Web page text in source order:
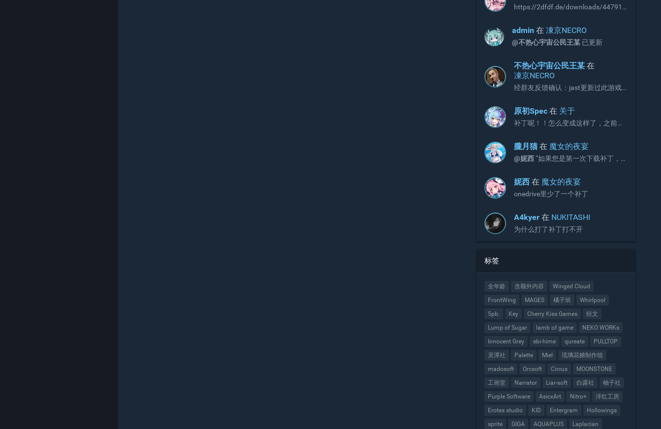
https://2dfdf.de/downloads/44791
R18补丁，无需积分即可下载，站长
可以考虑收录
admin 在凍京NECRO
@不热心宇宙公民王某 已更新
不热心宇宙公民王某 在
凍京NECRO
经群友反馈确认：jast更新过此游戏
的问题。 V3版本补丁官方链接如下，
请更新官网链接与onedrive文件：
https://jaststore.com/zh...
原初Spec 在 关于
补丁呢！！怎么变成这样了，之前不
朧月猫 在 魔女的夜宴
@妮西“如果您是第一次下载补丁，
额外下载增益更新补丁。”
妮西 在 魔女的夜宴
onedrive里少了一个补丁
A4kyer 在 NUKITASHI
为什么打了补丁打不开
标签
全年龄 含额外内容
Winged Cloud
FrontWing
MAGES 橘子班
Whirlpool
5pb.
Key Cherry Kiss Games
轻文
Lump of Sugar
lamb of game
NEKO WORKs
Innocent Grey
ebi-hime qureate
PULLTOP
灵潭社
Palette Miel
琉璃花糖制作组
madosoft
Orcsoft Circus
MOONSTONE
工画堂
Narrator Liar-soft 白露社
柚子社
Purple Software
AsicxArt Nitro+
洋红工房
Erotes studio
KID Entergram
Hollowings
sprite
GIGA AQUAPLUS
Laplacian